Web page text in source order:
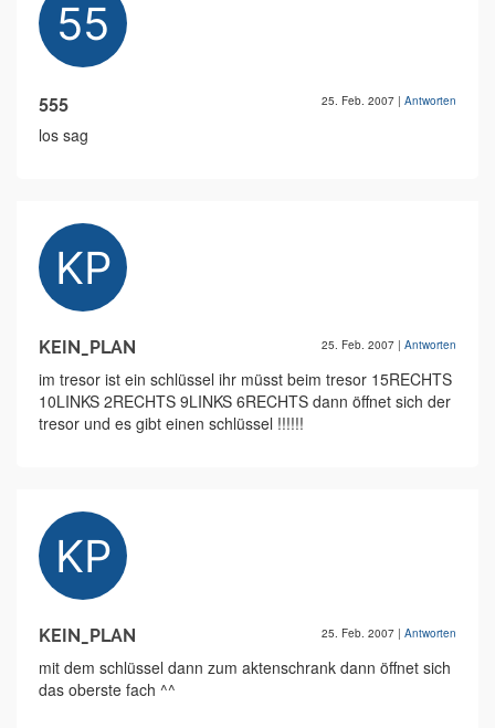
555 25. Feb. 2007 | Antworten
los sag
KEIN_PLAN 25. Feb. 2007 | Antworten
im tresor ist ein schlüssel ihr müsst beim tresor 15RECHTS
10LINKS 2RECHTS 9LINKS 6RECHTS dann öffnet sich der
tresor und es gibt einen schlüssel !!!!!!
KEIN_PLAN 25. Feb. 2007 | Antworten
mit dem schlüssel dann zum aktenschrank dann öffnet sich
das oberste fach ^^